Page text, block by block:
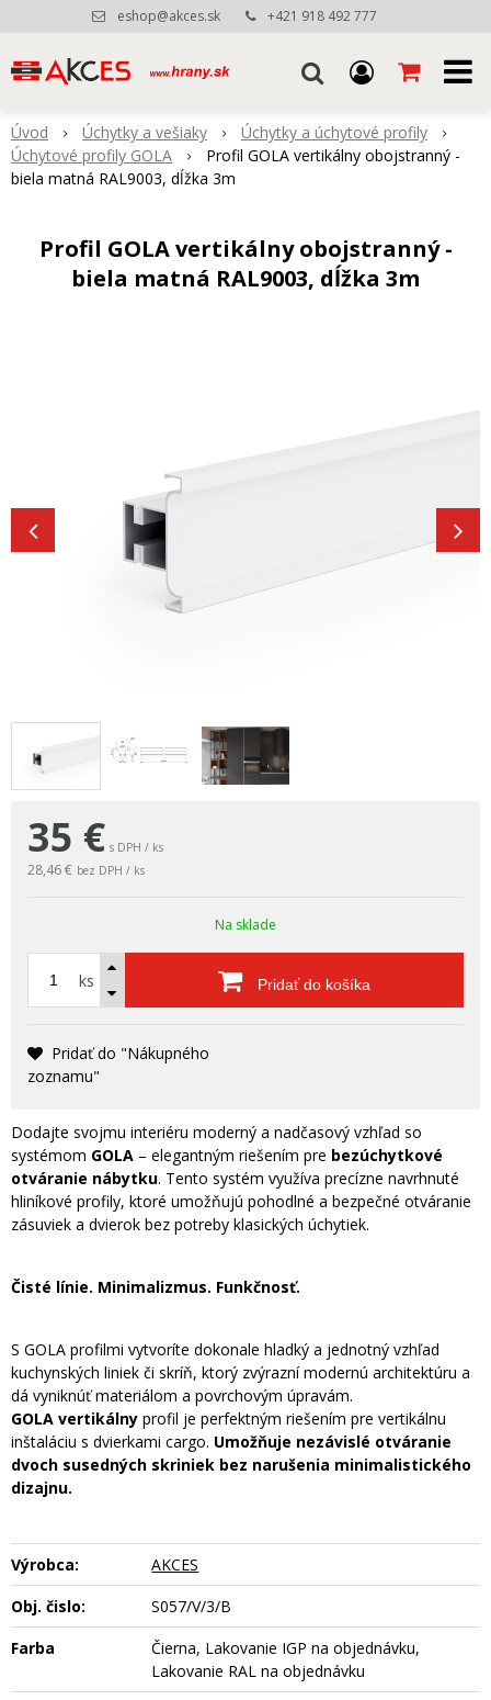
eshop@akces.sk +421 918 492 777
Úvod Úchytky a vešiaky
Úchytky a úchytové profily
Úchytové profily GOLA
Profil GOLA vertikálny obojstranný -
biela matná RAL9003, dĺžka 3m
Profil GOLA vertikálny obojstranný -
biela matná RAL9003, dĺžka 3m
35 € s DPH / ks
28,46 € bez DPH / ks
Na sklade
ks Pridať do košíka
Pridať do "Nákupného
zoznamu"
Dodajte svojmu interiéru moderný a nadčasový vzhľad so
systémom GOLA – elegantným riešením pre bezúchytkové
otváranie nábytku. Tento systém využíva precízne navrhnuté
hliníkové profily, ktoré umožňujú pohodlné a bezpečné otváranie
zásuviek a dvierok bez potreby klasických úchytiek.
Čisté línie. Minimalizmus. Funkčnosť.
S GOLA profilmi vytvoríte dokonale hladký a jednotný vzhľad
kuchynských liniek či skríň, ktorý zvýrazní modernú architektúru a
dá vyniknúť materiálom a povrchovým úpravám.
GOLA vertikálny profil je perfektným riešením pre vertikálnu
inštaláciu s dvierkami cargo. Umožňuje nezávislé otváranie
dvoch susedných skriniek bez narušenia minimalistického
dizajnu.
Výrobca:
AKCES
Obj. čislo:
S057/V/3/B
Farba
Čierna, Lakovanie IGP na objednávku,
Lakovanie RAL na objednávku